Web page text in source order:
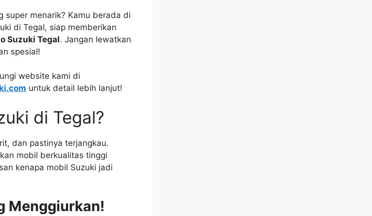
super menarik? Kamu berada di
di Tegal, siap memberikan
Suzuki Tegal. Jangan lewatkan
spesial!
website kami di
untuk detail lebih lanjut!
di Tegal?
dan pastinya terjangkau.
mobil berkualitas tinggi
kenapa mobil Suzuki jadi
Menggiurkan!